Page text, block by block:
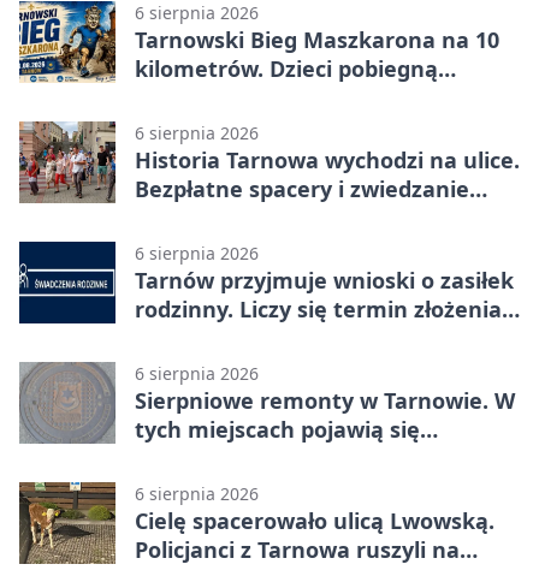
6 sierpnia 2026
Tarnowski Bieg Maszkarona na 10
kilometrów. Dzieci pobiegną
6 sierpnia 2026
Historia Tarnowa wychodzi na ulice.
Bezpłatne spacery i zwiedzanie
6 sierpnia 2026
Tarnów przyjmuje wnioski o zasiłek
rodzinny. Liczy się termin złożenia
6 sierpnia 2026
Sierpniowe remonty w Tarnowie. W
tych miejscach pojawią się
6 sierpnia 2026
Cielę spacerowało ulicą Lwowską.
Policjanci z Tarnowa ruszyli na